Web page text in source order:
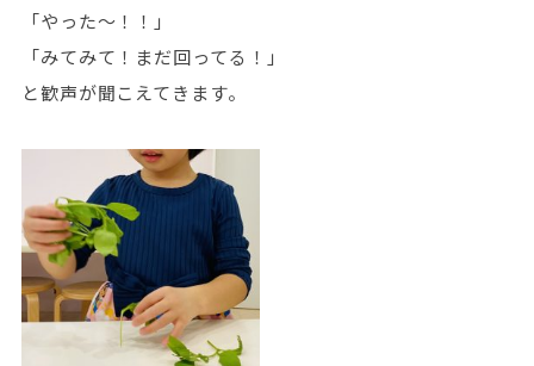
「やった～！！」
「みてみて！まだ回ってる！」
と歓声が聞こえてきます。